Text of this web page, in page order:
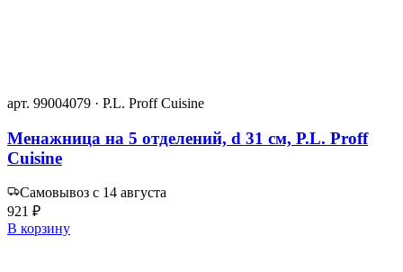
арт. 99004079 · P.L. Proff Cuisine
Менажница на 5 отделений, d 31 см, P.L. Proff
Cuisine
Самовывоз с 14 августа
921 ₽
В корзину